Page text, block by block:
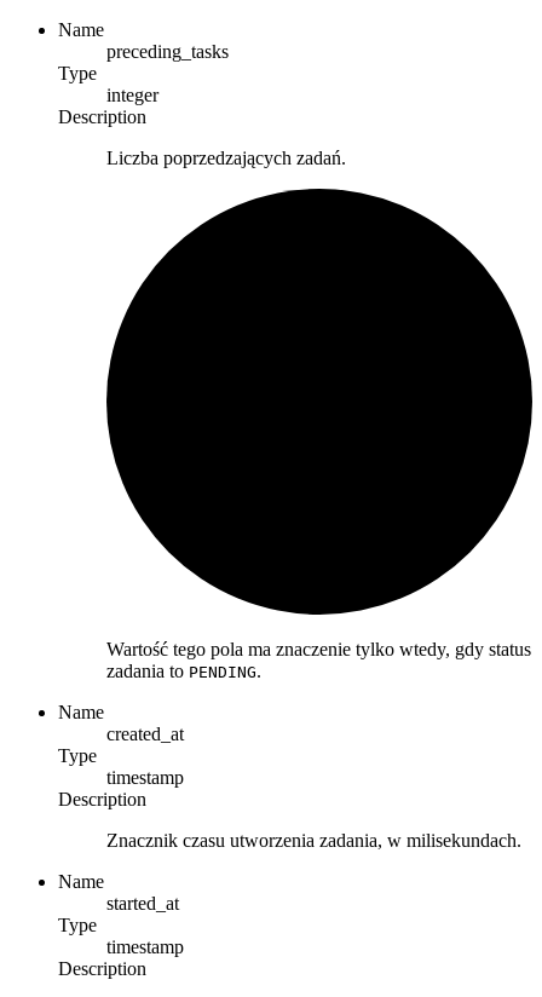
Name
preceding_tasks
Type
integer
Description
Liczba poprzedzających zadań.
Wartość tego pola ma znaczenie tylko wtedy, gdy status
zadania to PENDING.
Name
created_at
Type
timestamp
Description
Znacznik czasu utworzenia zadania, w milisekundach.
Name
started_at
Type
timestamp
Description